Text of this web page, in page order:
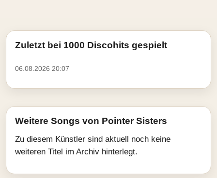
Zuletzt bei 1000 Discohits gespielt
06.08.2026 20:07
Weitere Songs von Pointer Sisters
Zu diesem Künstler sind aktuell noch keine
weiteren Titel im Archiv hinterlegt.